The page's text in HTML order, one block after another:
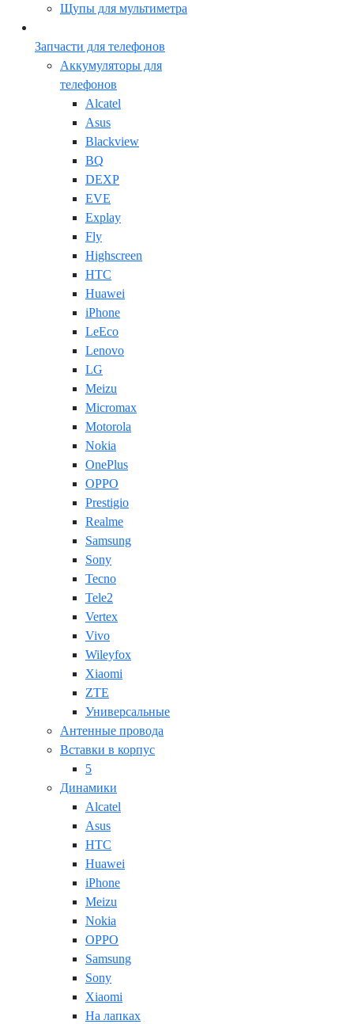
Щупы для мультиметра
Запчасти для телефонов
Аккумуляторы для
телефонов
Alcatel
Asus
Blackview
BQ
DEXP
EVE
Explay
Fly
Highscreen
HTC
Huawei
iPhone
LeEco
Lenovo
LG
Meizu
Micromax
Motorola
Nokia
OnePlus
OPPO
Prestigio
Realme
Samsung
Sony
Tecno
Tele2
Vertex
Vivo
Wileyfox
Xiaomi
ZTE
Универсальные
Антенные провода
Вставки в корпус
5
Динамики
Alcatel
Asus
HTC
Huawei
iPhone
Meizu
Nokia
OPPO
Samsung
Sony
Xiaomi
На лапках